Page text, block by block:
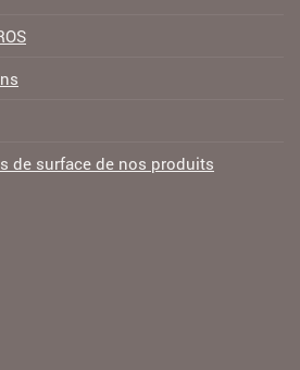
de surface de nos produits